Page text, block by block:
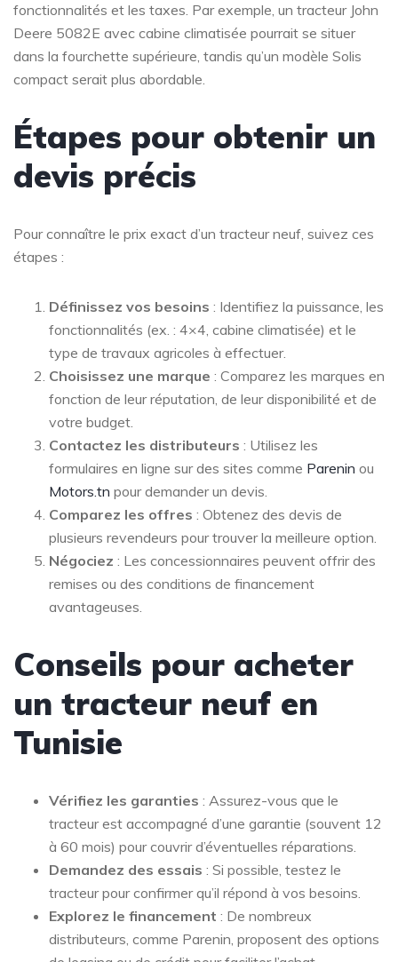
fonctionnalités et les taxes. Par exemple, un tracteur John
Deere 5082E avec cabine climatisée pourrait se situer
dans la fourchette supérieure, tandis qu’un modèle Solis
compact serait plus abordable.
Étapes pour obtenir un
devis précis
Pour connaître le prix exact d’un tracteur neuf, suivez ces
étapes :
Définissez vos besoins : Identifiez la puissance, les
fonctionnalités (ex. : 4×4, cabine climatisée) et le
type de travaux agricoles à effectuer.
Choisissez une marque : Comparez les marques en
fonction de leur réputation, de leur disponibilité et de
votre budget.
Contactez les distributeurs : Utilisez les
formulaires en ligne sur des sites comme Parenin ou
Motors.tn pour demander un devis.
Comparez les offres : Obtenez des devis de
plusieurs revendeurs pour trouver la meilleure option.
Négociez : Les concessionnaires peuvent offrir des
remises ou des conditions de financement
avantageuses.
Conseils pour acheter
un tracteur neuf en
Tunisie
Vérifiez les garanties : Assurez-vous que le
tracteur est accompagné d’une garantie (souvent 12
à 60 mois) pour couvrir d’éventuelles réparations.
Demandez des essais : Si possible, testez le
tracteur pour confirmer qu’il répond à vos besoins.
Explorez le financement : De nombreux
distributeurs, comme Parenin, proposent des options